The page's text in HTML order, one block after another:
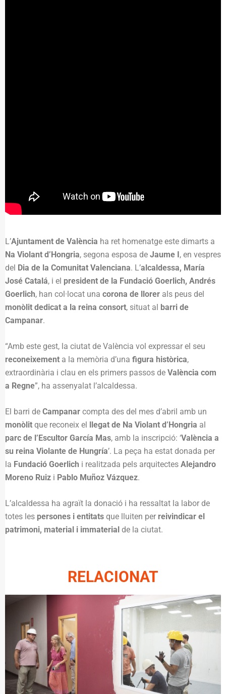
L’Ajuntament de València ha ret homenatge este dimarts a
Na Violant d’Hongria, segona esposa de Jaume I, en vespres
del Dia de la Comunitat Valenciana. L’alcaldessa, María
José Catalá, i el president de la Fundació Goerlich, Andrés
Goerlich, han col·locat una corona de llorer als peus del
monòlit dedicat a la reina consort, situat al barri de
Campanar.
“Amb este gest, la ciutat de València vol expressar el seu
reconeixement a la memòria d’una figura històrica,
extraordinària i clau en els primers passos de València com
a Regne”, ha assenyalat l’alcaldessa.
El barri de Campanar compta des del mes d’abril amb un
monòlit que reconeix el llegat de Na Violant d’Hongria al
parc de l’Escultor García Mas, amb la inscripció: ‘València a
su reina Violante de Hungría’. La peça ha estat donada per
la Fundació Goerlich i realitzada pels arquitectes Alejandro
Moreno Ruiz i Pablo Muñoz Vázquez.
L’alcaldessa ha agraït la donació i ha ressaltat la labor de
totes les persones i entitats que lluiten per reivindicar el
patrimoni, material i immaterial de la ciutat.
RELACIONAT